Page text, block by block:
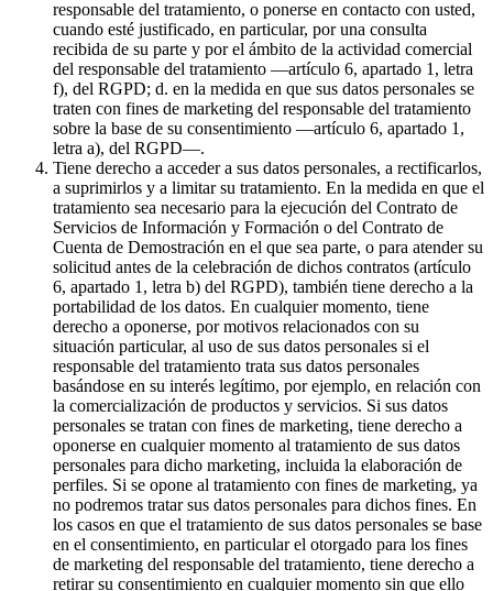
responsable del tratamiento, o ponerse en contacto con usted,
cuando esté justificado, en particular, por una consulta
recibida de su parte y por el ámbito de la actividad comercial
del responsable del tratamiento —artículo 6, apartado 1, letra
f), del RGPD; d. en la medida en que sus datos personales se
traten con fines de marketing del responsable del tratamiento
sobre la base de su consentimiento —artículo 6, apartado 1,
letra a), del RGPD—.
Tiene derecho a acceder a sus datos personales, a rectificarlos,
a suprimirlos y a limitar su tratamiento. En la medida en que el
tratamiento sea necesario para la ejecución del Contrato de
Servicios de Información y Formación o del Contrato de
Cuenta de Demostración en el que sea parte, o para atender su
solicitud antes de la celebración de dichos contratos (artículo
6, apartado 1, letra b) del RGPD), también tiene derecho a la
portabilidad de los datos. En cualquier momento, tiene
derecho a oponerse, por motivos relacionados con su
situación particular, al uso de sus datos personales si el
responsable del tratamiento trata sus datos personales
basándose en su interés legítimo, por ejemplo, en relación con
la comercialización de productos y servicios. Si sus datos
personales se tratan con fines de marketing, tiene derecho a
oponerse en cualquier momento al tratamiento de sus datos
personales para dicho marketing, incluida la elaboración de
perfiles. Si se opone al tratamiento con fines de marketing, ya
no podremos tratar sus datos personales para dichos fines. En
los casos en que el tratamiento de sus datos personales se base
en el consentimiento, en particular el otorgado para los fines
de marketing del responsable del tratamiento, tiene derecho a
retirar su consentimiento en cualquier momento sin que ello